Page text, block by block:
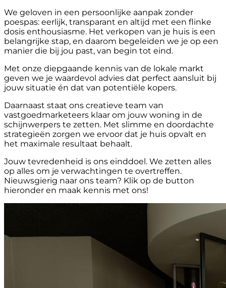
We geloven in een persoonlijke aanpak zonder
poespas: eerlijk, transparant en altijd met een flinke
dosis enthousiasme. Het verkopen van je huis is een
belangrijke stap, en daarom begeleiden we je op een
manier die bij jou past, van begin tot eind.
Met onze diepgaande kennis van de lokale markt
geven we je waardevol advies dat perfect aansluit bij
jouw situatie én dat van potentiële kopers.
Daarnaast staat ons creatieve team van
vastgoedmarketeers klaar om jouw woning in de
schijnwerpers te zetten. Met slimme en doordachte
strategieën zorgen we ervoor dat je huis opvalt en
het maximale resultaat behaalt.
Jouw tevredenheid is ons einddoel. We zetten alles
op alles om je verwachtingen te overtreffen.
Nieuwsgierig naar ons team? Klik op de button
hieronder en maak kennis met ons!